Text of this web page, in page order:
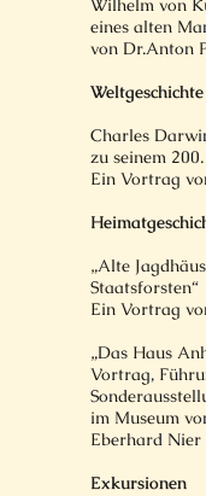
Wilhelm von
eines alten
von Dr.Anton
Weltgeschichte
Charles
zu seinem
Ein Vortrag
„Alte
Staatsforsten“
Ein Vortrag
„Das Haus
Vortrag,
im Museum
Eberhard
Exkursionen